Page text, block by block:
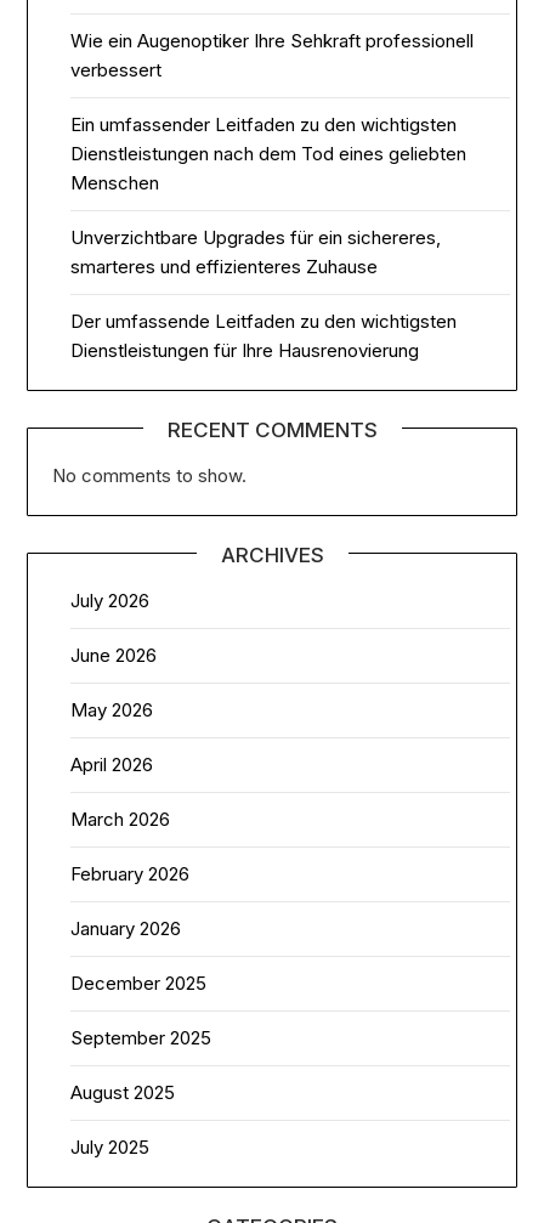
Wie ein Augenoptiker Ihre Sehkraft professionell
verbessert
Ein umfassender Leitfaden zu den wichtigsten
Dienstleistungen nach dem Tod eines geliebten
Menschen
Unverzichtbare Upgrades für ein sichereres,
smarteres und effizienteres Zuhause
Der umfassende Leitfaden zu den wichtigsten
Dienstleistungen für Ihre Hausrenovierung
RECENT COMMENTS
No comments to show.
ARCHIVES
July 2026
June 2026
May 2026
April 2026
March 2026
February 2026
January 2026
December 2025
September 2025
August 2025
July 2025